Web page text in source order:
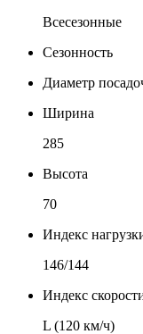
Всесезонные
Сезонность
Диаметр
Ширина
285
Высота
70
Индекс
146/144
Индекс
L (120 км/ч)